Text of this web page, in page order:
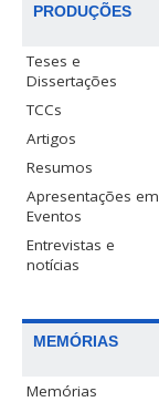
PRODUÇÕES
Teses e
Dissertações
TCCs
Artigos
Resumos
Apresentações em
Eventos
Entrevistas e
notícias
MEMÓRIAS
Memórias